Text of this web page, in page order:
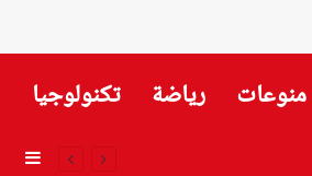
منوعات رياضة تكنولوجيا